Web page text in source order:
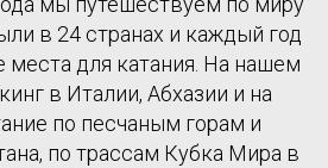
в 24 странах и каждый год
для катания. На нашем
в Италии, Абхазии и на
по песчаным горам и
по трассам Кубка Мира в